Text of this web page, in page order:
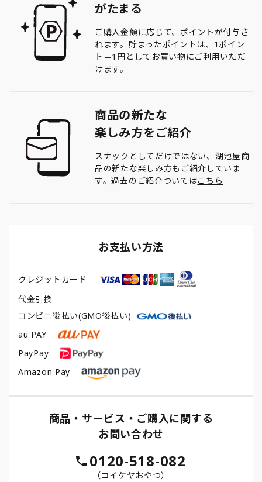
がたまる
ご購入金額に応じて、ポイントが付与さ
れます。貯まったポイントは、1ポイン
ト＝1円としてお買い物にご利用いただ
けます。
商品の新たな
楽しみ方をご紹介
スナックとしてだけではない、湖池屋商
品の新たな楽しみ方もご紹介していま
す。過去のご紹介ついてはこちら
お支払い方法
クレジットカード
代金引換
コンビニ後払い(GMO後払い)
au PAY
PayPay
Amazon Pay
商品・サービス・ご購入に関する
お問い合わせ
0120-518-082
（コイケヤおやつ）